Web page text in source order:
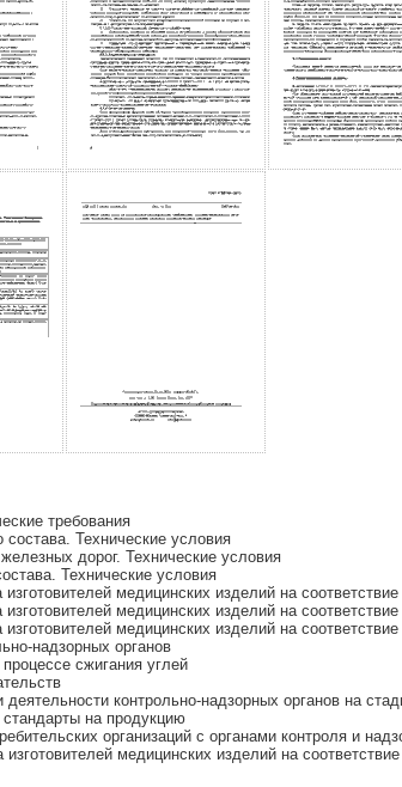
требования
Технические условия
дорог. Технические условия
Технические условия
медицинских изделий на
медицинских изделий на
медицинских изделий на
надзорных органов
сжигания углей
деятельности контрольно-надзорных органов на
на продукцию
организаций с органами контроля и
медицинских изделий на